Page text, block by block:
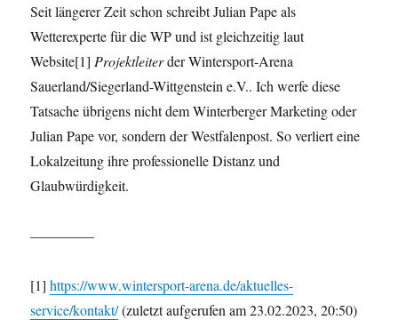
Seit längerer Zeit schon schreibt Julian Pape als
Wetterexperte für die WP und ist gleichzeitig laut
Website[1] Projektleiterder Wintersport-Arena
Sauerland/Siegerland-Wittgenstein e.V.. Ich werfe diese
Tatsache übrigens nicht dem Winterberger Marketing oder
Julian Pape vor, sondern der Westfalenpost. So verliert eine
Lokalzeitung ihre professionelle Distanz und
Glaubwürdigkeit.
————–
[1]https://www.wintersport-arena.de/aktuelles-
service/kontakt/(zuletzt aufgerufen am 23.02.2023, 20:50)